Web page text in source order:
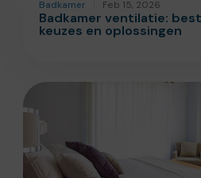
Badkamer Feb 15, 2026
Badkamer ventilatie:
keuzes en oplossingen